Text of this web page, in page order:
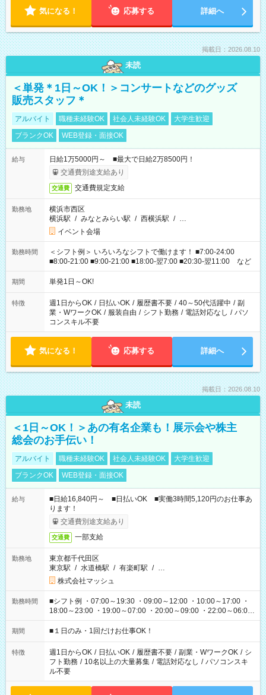
気になる！ 応募する 詳細へ
掲載日：2026.08.10
未読
＜単発＊1日～OK！＞コンサートなどのグッズ
販売スタッフ＊
アルバイト 職種未経験OK 社会人未経験OK
大学生歓迎
ブランクOK
WEB登録・面接OK
給与
日給1万5000円～ ■最大で日給2万8500円！
交通費別途支給あり
交通費 交通費規定支給
勤務地
横浜市西区
横浜駅 / みなとみらい駅 / 西横浜駅 / …
イベント会場
勤務時間
＜シフト例＞ いろいろなシフトで働けます！ ■7:00-24:00
■8:00-21:00 ■9:00-21:00 ■18:00-翌7:00 ■20:30-翌11:00 など
期間 単発1日～OK!
特徴 週1日からOK / 日払いOK / 履歴書不要 / 40～50代活躍中 / 副
業・WワークOK / 服装自由 / シフト勤務 / 電話対応なし / パソ
コンスキル不要
気になる！ 応募する 詳細へ
掲載日：2026.08.10
未読
＜1日～OK！＞あの有名企業も！展示会や株主
総会のお手伝い！
アルバイト 職種未経験OK 社会人未経験OK
大学生歓迎
ブランクOK
WEB登録・面接OK
給与
■日給16,840円～ ■日払いOK ■実働3時間5,120円のお仕事あ
ります！
交通費別途支給あり
交通費 一部支給
勤務地
東京都千代田区
東京駅 / 水道橋駅 / 有楽町駅 / …
株式会社マッシュ
勤務時間
■シフト例 ・07:00～19:30 ・09:00～12:00 ・10:00～17:00 ・
18:00～23:00 ・19:00～07:00 ・20:00～09:00 ・22:00～06:00
etc ★最短で3時間で5,120円のお仕事から 15時間で2万円近く稼
げるお仕事も！ ご希望のお時間に合わせてご紹介！ ※シフトは
ください！
期間 ■１日のみ・1回だけお仕事OK！
特徴 週1日からOK / 日払いOK / 履歴書不要 / 副業・WワークOK / シ
フト勤務 / 10名以上の大量募集 / 電話対応なし / パソコンスキ
ル不要